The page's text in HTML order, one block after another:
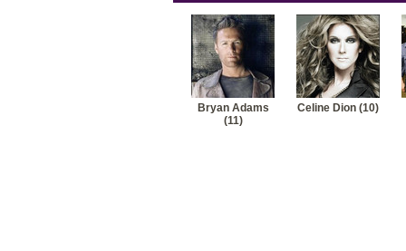
Bryan Adams
(11)
Celine Dion (10)